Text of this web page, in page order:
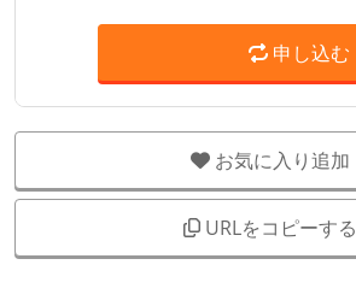
申し込む
お気に入り追加
URLをコピーする